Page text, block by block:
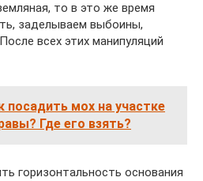
то в это же время
заделываем выбоины,
всех этих манипуляций
посадить мох на участке
Где его взять?
горизонтальность основания